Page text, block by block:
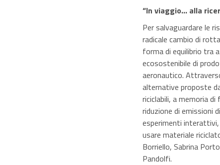
“In viaggio… alla
Per salvaguardare le
radicale cambio di
forma di equilibrio tra
ecosostenibile di
aeronautico.
alternative proposte
riciclabili, a memoria
riduzione di emissioni
esperimenti
usare materiale
Borriello, Sabrina
Pandolfi.